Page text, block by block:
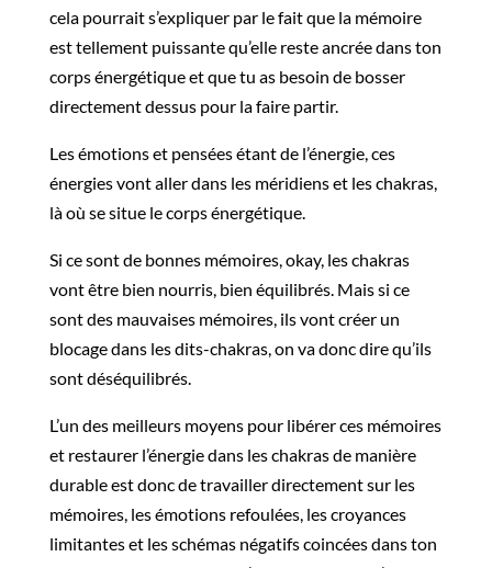
cela pourrait s’expliquer par le fait que la mémoire
est tellement puissante qu’elle reste ancrée dans ton
corps énergétique et que tu as besoin de bosser
directement dessus pour la faire partir.
Les émotions et pensées étant de l’énergie, ces
énergies vont aller dans les méridiens et les chakras,
là où se situe le corps énergétique.
Si ce sont de bonnes mémoires, okay, les chakras
vont être bien nourris, bien équilibrés. Mais si ce
sont des mauvaises mémoires, ils vont créer un
blocage dans les dits-chakras, on va donc dire qu’ils
sont déséquilibrés.
L’un des meilleurs moyens pour libérer ces mémoires
et restaurer l’énergie dans les chakras de manière
durable est donc de travailler directement sur les
mémoires, les émotions refoulées, les croyances
limitantes et les schémas négatifs coincées dans ton